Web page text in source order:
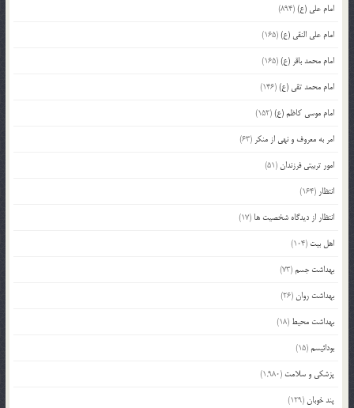
امام علی (ع)(894)
امام علی النقی (ع)(165)
امام محمد باقر (ع)(165)
امام محمد تقی (ع)(146)
امام موسی کاظم (ع)(152)
امر به معروف و نهی از منکر (63)
امور تربیتی فرزندان(51)
انتظار (164)
انتظار از دیدگاه شخصیت ها (17)
اهل بیت (104)
بهداشت جسم(73)
بهداشت روان(26)
بهداشت محیط (18)
بودائیسم(15)
پزشکی و سلامت (1,980)
پند خوبان(129)